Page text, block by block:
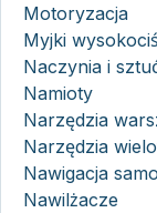
Motoryzacja
Myjki
Naczynia i
Namioty
Narzędzia
Narzędzia
Nawigacja
Nawilżacze